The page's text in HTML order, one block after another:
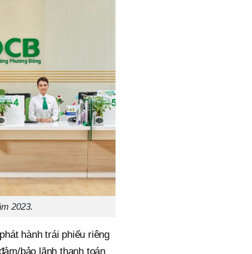
2023.
hành trái phiếu riêng
bảo lãnh thanh toán